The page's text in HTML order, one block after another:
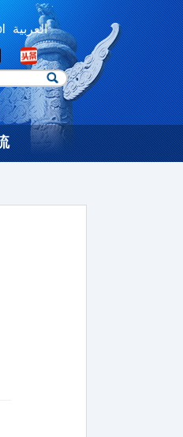
العربية